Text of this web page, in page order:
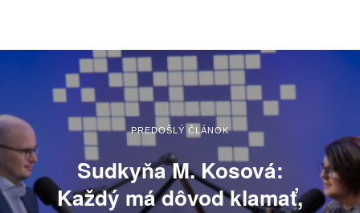
PREDOŠLÝ ČLÁNOK
Sudkyňa M. Kosová:
Každý má dôvod klamať,